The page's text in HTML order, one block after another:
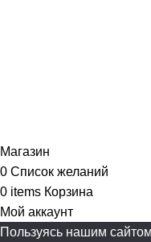
Магазин
0 Список желаний
0 items Корзина
Мой аккаунт
Пользуясь нашим